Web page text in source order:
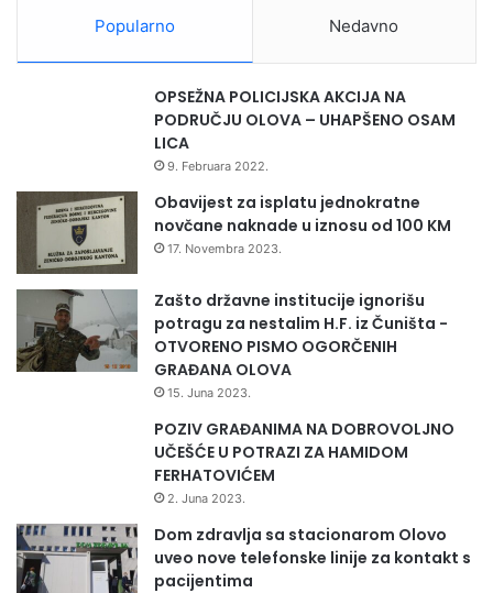
Popularno Nedavno
OPSEŽNA POLICIJSKA AKCIJA NA
PODRUČJU OLOVA – UHAPŠENO OSAM
LICA
9. Februara 2022.
Obavijest za isplatu jednokratne
novčane naknade u iznosu od 100 KM
17. Novembra 2023.
Zašto državne institucije ignorišu
potragu za nestalim H.F. iz Čuništa -
OTVORENO PISMO OGORČENIH
GRAĐANA OLOVA
15. Juna 2023.
POZIV GRAĐANIMA NA DOBROVOLJNO
UČEŠĆE U POTRAZI ZA HAMIDOM
FERHATOVIĆEM
2. Juna 2023.
Dom zdravlja sa stacionarom Olovo
uveo nove telefonske linije za kontakt s
pacijentima